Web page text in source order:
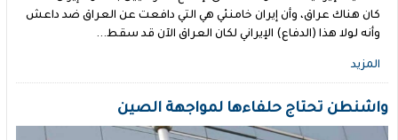
كان هناك عراق، وأن إيران خامنئي هي التي دافعت عن العراق ضد داعش
وأنه لولا هذا (الدفاع) الإيراني لكان العراق الآن قد سقط...
المزيد
واشنطن تحتاج حلفاءها لمواجهة الصين